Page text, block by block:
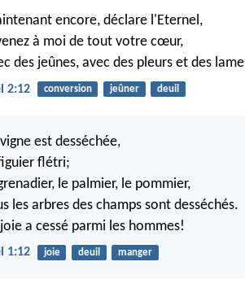
encore, déclare l'Eternel,
à moi de tout votre cœur,
des jeûnes, avec des pleurs et des
2:12 conversion jeûner deuil
est desséchée,
flétri;
le palmier, le pommier,
les arbres des champs sont desséchés.
a cessé parmi les hommes!
1:12 joie deuil manger